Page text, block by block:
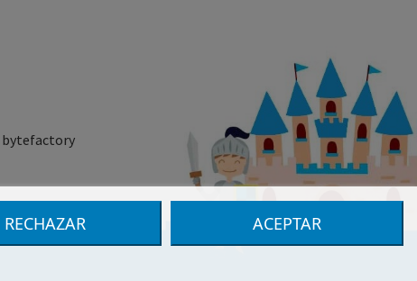
RECHAZAR ACEPTAR
bytefactory